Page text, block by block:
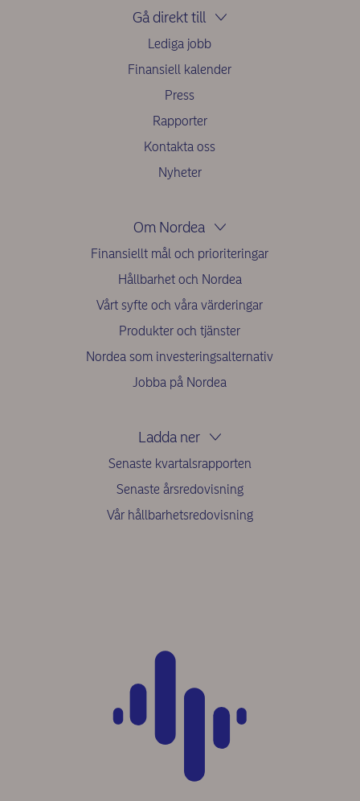
Gå direkt till
Lediga jobb
Finansiell kalender
Press
Rapporter
Kontakta oss
Nyheter
Om Nordea
Finansiellt mål och prioriteringar
Hållbarhet och Nordea
Vårt syfte och våra värderingar
Produkter och tjänster
Nordea som investeringsalternativ
Jobba på Nordea
Ladda ner
Senaste kvartalsrapporten
Senaste årsredovisning
Vår hållbarhetsredovisning